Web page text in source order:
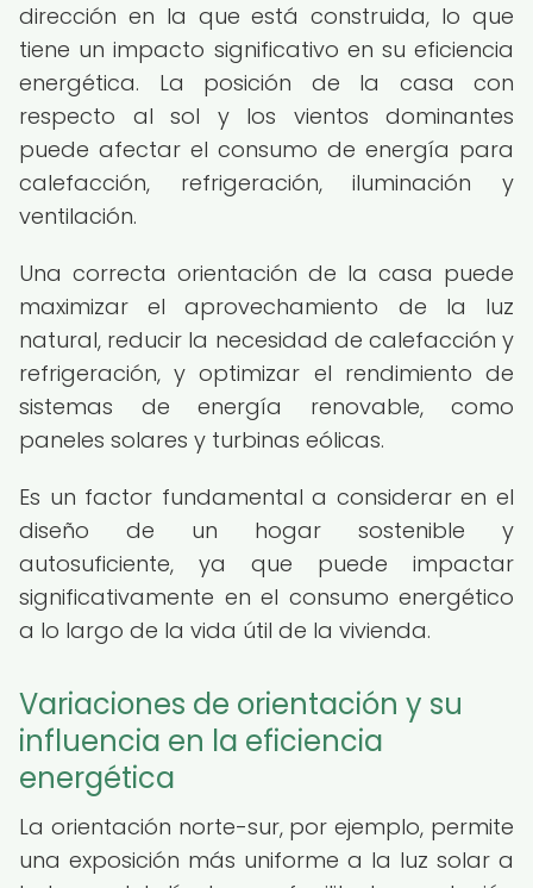
dirección en la que está construida, lo que
tiene un impacto significativo en su eficiencia
energética. La posición de la casa con
respecto al sol y los vientos dominantes
puede afectar el consumo de energía para
calefacción, refrigeración, iluminación y
ventilación.
Una correcta orientación de la casa puede
maximizar el aprovechamiento de la luz
natural, reducir la necesidad de calefacción y
refrigeración, y optimizar el rendimiento de
sistemas de energía renovable, como
paneles solares y turbinas eólicas.
Es un factor fundamental a considerar en el
diseño de un hogar sostenible y
autosuficiente, ya que puede impactar
significativamente en el consumo energético
a lo largo de la vida útil de la vivienda.
Variaciones de orientación y su
influencia en la eficiencia
energética
La orientación norte-sur, por ejemplo, permite
una exposición más uniforme a la luz solar a